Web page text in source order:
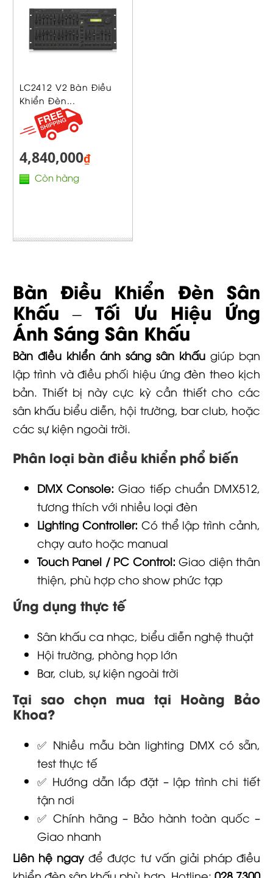
LC2412 V2 Bàn Điều
Khiển Đèn...
4,840,000₫
Còn hàng
Bàn Điều Khiển Đèn Sân
Khấu – Tối Ưu Hiệu Ứng
Ánh Sáng Sân Khấu
Bàn điều khiển ánh sáng sân khấu giúp bạn
lập trình và điều phối hiệu ứng đèn theo kịch
bản. Thiết bị này cực kỳ cần thiết cho các
sân khấu biểu diễn, hội trường, bar club, hoặc
các sự kiện ngoài trời.
Phân loại bàn điều khiển phổ biến
DMX Console: Giao tiếp chuẩn DMX512,
tương thích với nhiều loại đèn
Lighting Controller: Có thể lập trình cảnh,
chạy auto hoặc manual
Touch Panel / PC Control: Giao diện thân
thiện, phù hợp cho show phức tạp
Ứng dụng thực tế
Sân khấu ca nhạc, biểu diễn nghệ thuật
Hội trường, phòng họp lớn
Bar, club, sự kiện ngoài trời
Tại sao chọn mua tại Hoàng Bảo
Khoa?
✅ Nhiều mẫu bàn lighting DMX có sẵn,
test thực tế
✅ Hướng dẫn lắp đặt – lập trình chi tiết
tận nơi
✅ Chính hãng – Bảo hành toàn quốc –
Giao nhanh
Liên hệ ngayđể được tư vấn giải pháp điều